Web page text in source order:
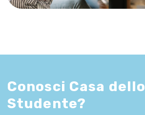
Conosci Casa dello
Studente?